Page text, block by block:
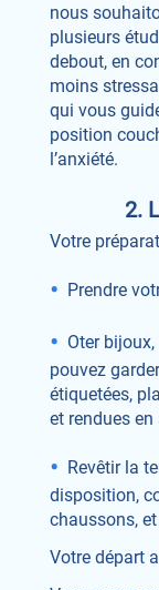
nous
plusieurs
debout, en
moins
qui vous
position
l’anxiété.
2.
Votre
Prendre
Oter
pouvez
étiquetées,
et rendues en
Revêtir la
disposition,
chaussons,
Votre départ